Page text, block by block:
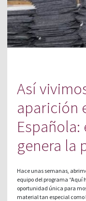
Así
aparición
genera la
Hace unas semanas,
equipo del programa “Aquí
oportunidad única para
material tan especial